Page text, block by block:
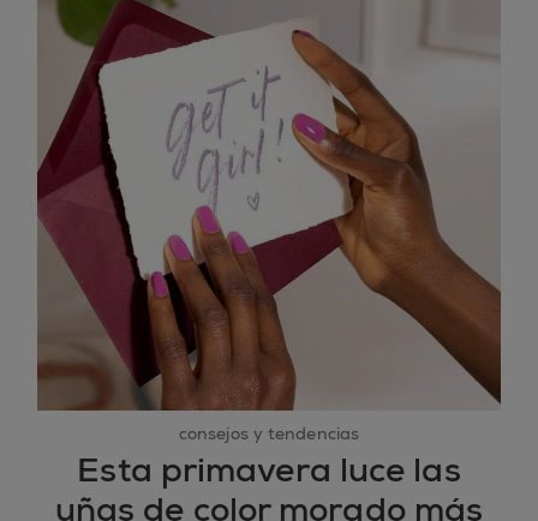
consejos y tendencias
Esta primavera luce las
uñas de color morado más